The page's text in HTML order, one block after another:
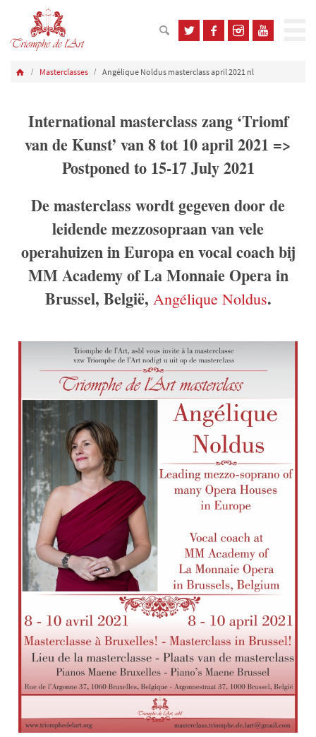
Masterclasses Angélique Noldus masterclass april 2021 nl
International masterclass zang ‘Triomf
van de Kunst’ van 8 tot 10 april 2021 =>
Postponed to 15-17 July 2021
De masterclass wordt gegeven door de
leidende mezzosopraan van vele
operahuizen in Europa en vocal coach bij
MM Academy of La Monnaie Opera in
Brussel, België, Angélique Noldus.